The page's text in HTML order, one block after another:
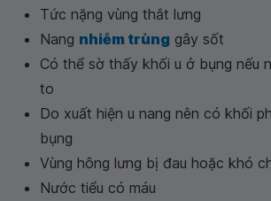
Tức nặng vùng thắt lưng
Nang nhiễm trùng gây sốt
Có thể sờ thấy khối u ở bụng nếu
to
Do xuất hiện u nang nên có khối
bụng
Vùng hông lưng bị đau hoặc khó
Nước tiểu có máu